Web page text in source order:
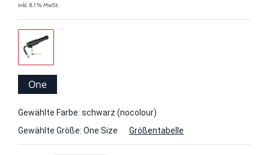
inkl. 8.1 % MwSt.
One
Gewählte Farbe: schwarz (nocolour)
Gewählte Größe: One Size Größentabelle